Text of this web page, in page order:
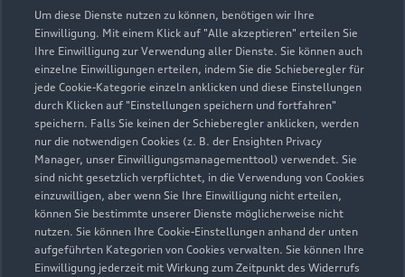
Um diese Dienste nutzen zu können, benötigen wir Ihre
Einwilligung. Mit einem Klick auf "Alle akzeptieren" erteilen Sie
Ihre Einwilligung zur Verwendung aller Dienste. Sie können auch
einzelne Einwilligungen erteilen, indem Sie die Schieberegler für
jede Cookie-Kategorie einzeln anklicken und diese Einstellungen
durch Klicken auf "Einstellungen speichern und fortfahren"
speichern. Falls Sie keinen der Schieberegler anklicken, werden
nur die notwendigen Cookies (z. B. der Ensighten Privacy
Manager, unser Einwilligungsmanagementtool) verwendet. Sie
sind nicht gesetzlich verpflichtet, in die Verwendung von Cookies
einzuwilligen, aber wenn Sie Ihre Einwilligung nicht erteilen,
können Sie bestimmte unserer Dienste möglicherweise nicht
nutzen. Sie können Ihre Cookie-Einstellungen anhand der unten
aufgeführten Kategorien von Cookies verwalten. Sie können Ihre
Einwilligung jederzeit mit Wirkung zum Zeitpunkt des Widerrufs
Am Bleicheröder Wege 1
99752 Bleicherode
036338 3550
info@autohaus-maulhardt.de
Kontaktdaten herunterladen
Öffnungszeiten